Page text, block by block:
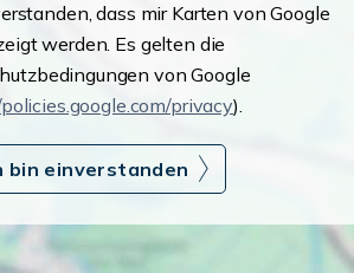
dass mir Karten von Google
werden. Es gelten die
von Google
privacy).
bin einverstanden